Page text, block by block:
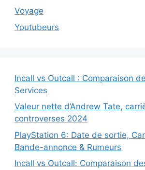
Voyage
Youtubeurs
Incall vs Outcall : Comparaison
Services
Valeur nette d’Andrew Tate,
controverses 2024
PlayStation 6: Date de sortie,
Bande-annonce & Rumeurs
Incall vs Outcall: Comparaison